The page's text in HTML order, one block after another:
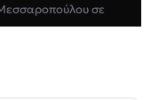
σε